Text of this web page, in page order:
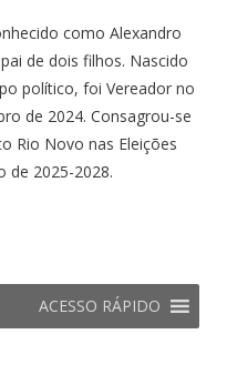
como Alexandro
de dois filhos. Nascido
político, foi Vereador no
de 2024. Consagrou-se
Rio Novo nas Eleições
de 2025-2028.
ACESSO RÁPIDO